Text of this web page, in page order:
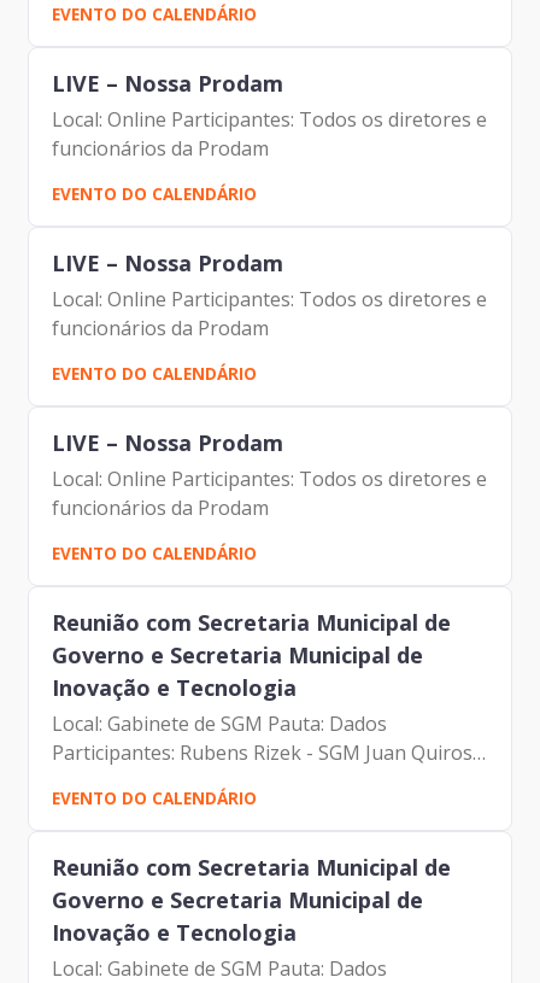
Hiromoto Aline Souza de Araujo Santos
EVENTO DO CALENDÁRIO
LIVE – Nossa Prodam
Local: Online Participantes: Todos os diretores e
funcionários da Prodam
EVENTO DO CALENDÁRIO
LIVE – Nossa Prodam
Local: Online Participantes: Todos os diretores e
funcionários da Prodam
EVENTO DO CALENDÁRIO
LIVE – Nossa Prodam
Local: Online Participantes: Todos os diretores e
funcionários da Prodam
EVENTO DO CALENDÁRIO
Reunião com Secretaria Municipal de
Governo e Secretaria Municipal de
Inovação e Tecnologia
Local: Gabinete de SGM Pauta: Dados
Participantes: Rubens Rizek - SGM Juan Quiros -
SMIT Johann Nogueira Dantas – Prodam André
Tomiatto - SMIT Tarcila Peres - SGM Alexys
Vargas - SGM Severino Dutra...
EVENTO DO CALENDÁRIO
Reunião com Secretaria Municipal de
Governo e Secretaria Municipal de
Inovação e Tecnologia
Local: Gabinete de SGM Pauta: Dados